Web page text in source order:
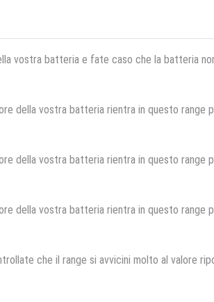
batteria e fate caso che la batteria non
della vostra batteria rientra in questo
della vostra batteria rientra in questo
della vostra batteria rientra in questo
che il range si avvicini molto al valore